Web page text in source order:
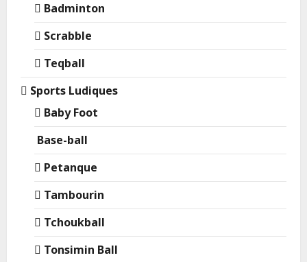
Badminton
Scrabble
Teqball
Sports Ludiques
Baby Foot
Base-ball
Petanque
Tambourin
Tchoukball
Tonsimin Ball